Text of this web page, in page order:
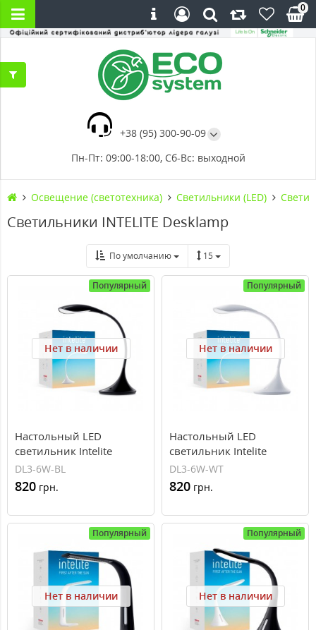
+38 (95) 300-90-09
Пн-Пт: 09:00-18:00, Сб-Вс: выходной
0
Освещение (светотехника) Светильники (LED)
Светильники INTELITE Desklamp
По умолчанию 15
Популярный
Нет в наличии
Настольный LED
светильник Intelite
Desklamp 6W Black DL3-
6W-BL
DL3-6W-BL
820 грн.
Популярный
Нет в наличии
Настольный LED
светильник Intelite
Desklamp 6W White DL3-
6W-WT
DL3-6W-WT
820 грн.
Популярный
Нет в наличии
Популярный
Нет в наличии